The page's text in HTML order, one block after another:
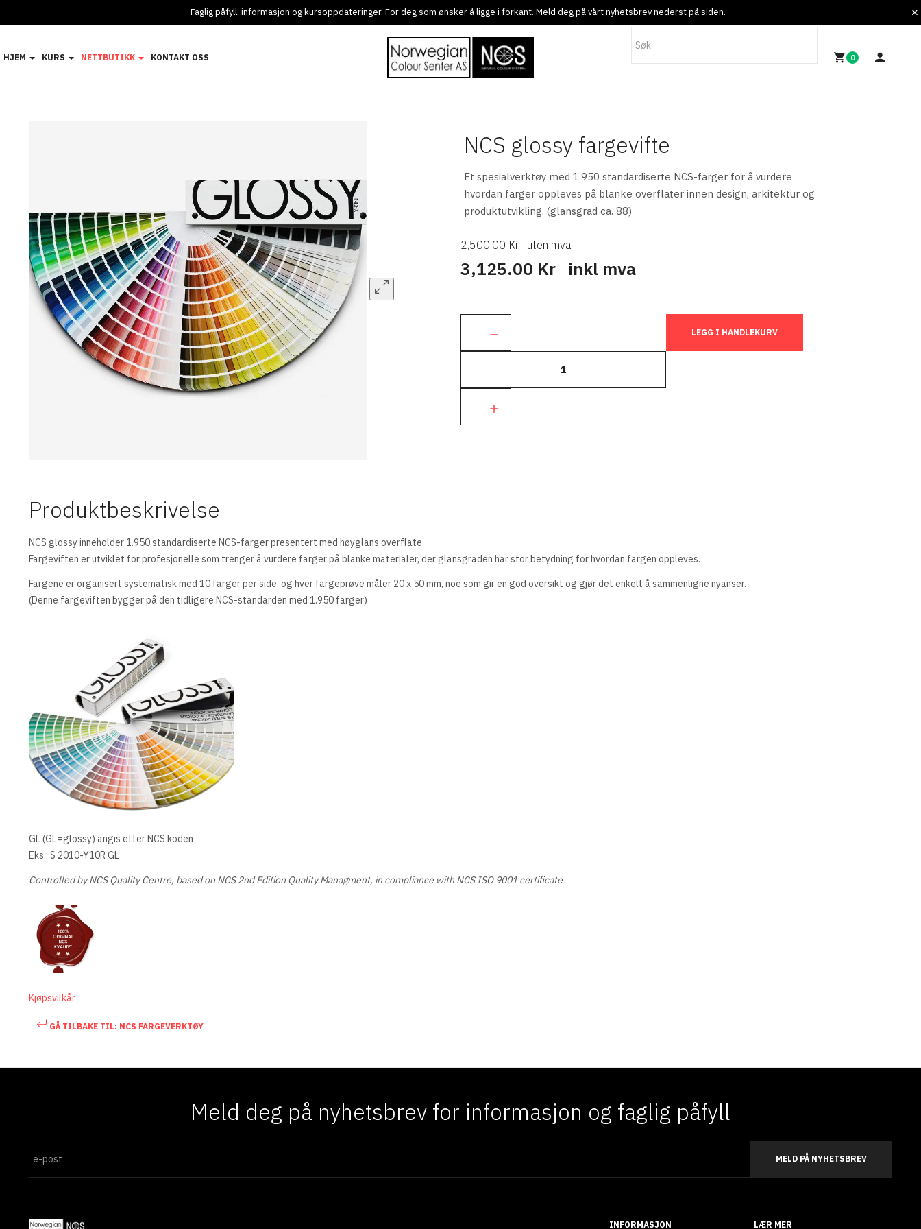
Faglig påfyll, informasjon og kursoppdateringer. For deg som ønsker å ligge i forkant. Meld deg på vårt nyhetsbrev nederst på siden.
HJEM KURS NETTBUTIKK KONTAKT OSS 0
NCS glossy fargevifte
Et spesialverktøy med 1.950 standardiserte NCS-farger for å vurdere
hvordan farger oppleves på blanke overflater innen design, arkitektur og
produktutvikling. (glansgrad ca. 88)
2,500.00 Kr uten mva
3,125.00 Kr inkl mva
LEGG I HANDLEKURV
Produktbeskrivelse
NCS glossy inneholder 1.950 standardiserte NCS-farger presentert med høyglans overflate.
Fargeviften er utviklet for profesjonelle som trenger å vurdere farger på blanke materialer, der glansgraden har stor betydning for hvordan fargen oppleves.
Fargene er organisert systematisk med 10 farger per side, og hver fargeprøve måler 20 x 50 mm, noe som gir en god oversikt og gjør det enkelt å sammenligne nyanser.
(Denne fargeviften bygger på den tidligere NCS-standarden med 1.950 farger)
GL (GL=glossy) angis etter NCS koden
Eks.: S 2010-Y10R GL
Controlled by NCS Quality Centre, based on NCS 2nd Edition Quality Managment, in compliance with NCS ISO 9001 certificate
Kjøpsvilkår
GÅ TILBAKE TIL: NCS FARGEVERKTØY
Meld deg på nyhetsbrev for informasjon og faglig påfyll
MELD PÅ NYHETSBREV
INFORMASJON LÆR MER